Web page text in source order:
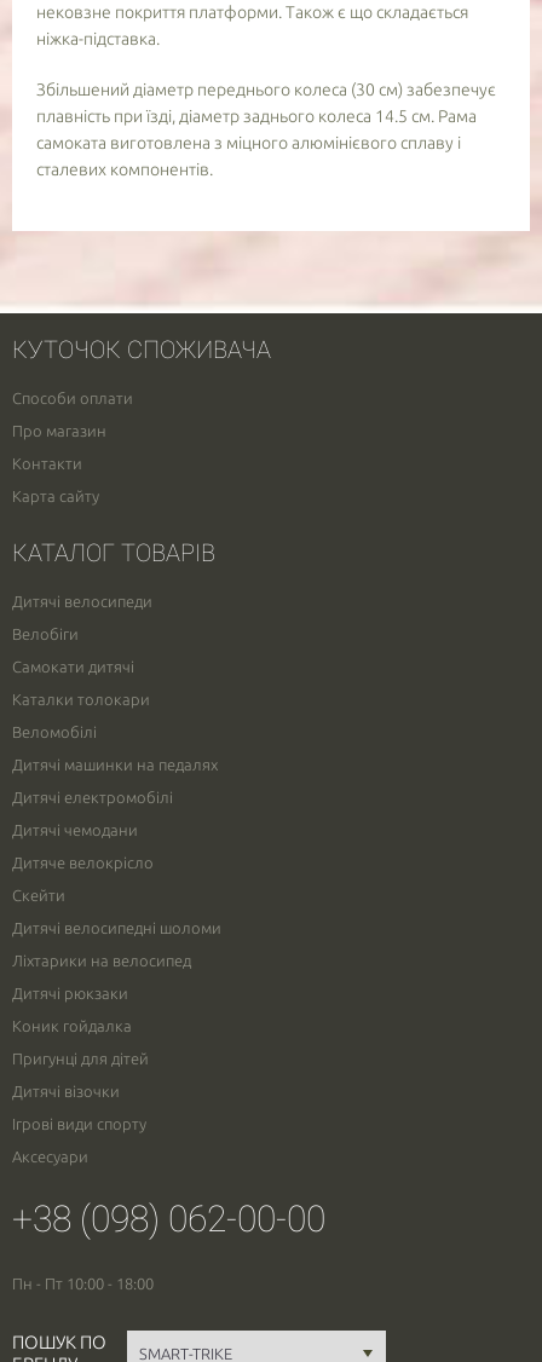
нековзне покриття платформи. Також є що складається
ніжка-підставка.
Збільшений діаметр переднього колеса (30 см) забезпечує
плавність при їзді, діаметр заднього колеса 14.5 см. Рама
самоката виготовлена з міцного алюмінієвого сплаву і
сталевих компонентів.
КУТОЧОК СПОЖИВАЧА
Способи оплати
Про магазин
Контакти
Карта сайту
КАТАЛОГ ТОВАРІВ
Дитячі велосипеди
Велобіги
Самокати дитячі
Каталки толокари
Веломобілі
Дитячі машинки на педалях
Дитячі електромобілі
Дитячі чемодани
Дитяче велокрісло
Скейти
Дитячі велосипедні шоломи
Ліхтарики на велосипед
Дитячі рюкзаки
Коник гойдалка
Пригунці для дітей
Дитячі візочки
Ігрові види спорту
Аксесуари
+38 (098) 062-00-00
Пн - Пт 10:00 - 18:00
ПОШУК ПО